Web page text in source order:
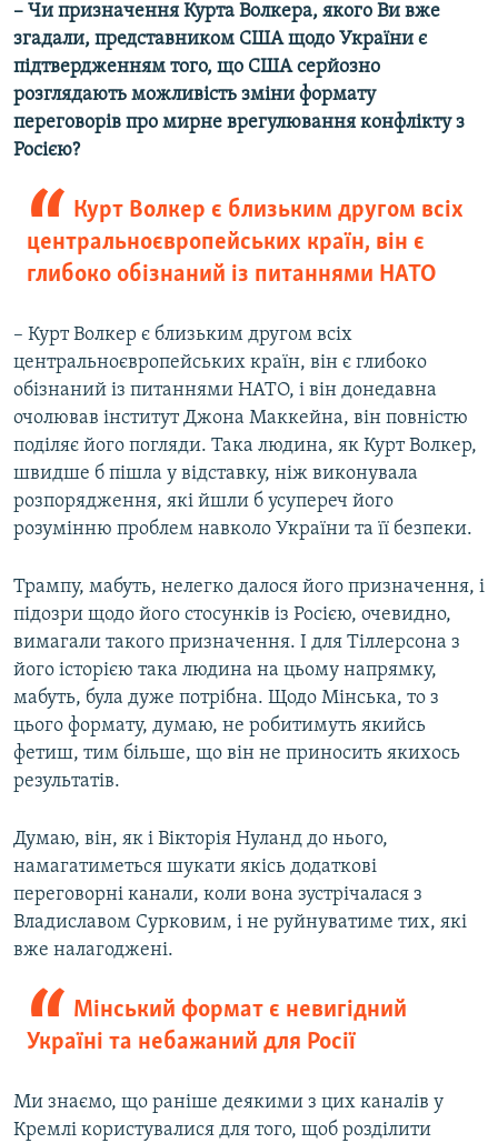
– Чи призначення Курта Волкера, якого Ви вже
згадали, представником США щодо України є
підтвердженням того, що США серйозно
розглядають можливість зміни формату
переговорів про мирне врегулювання конфлікту з
Росією?
Курт Волкер є близьким другом всіх
центральноєвропейських країн, він є
глибоко обізнаний із питаннями НАТО
– Курт Волкер є близьким другом всіх
центральноєвропейських країн, він є глибоко
обізнаний із питаннями НАТО, і він донедавна
очолював інститут Джона Маккейна, він повністю
поділяє його погляди. Така людина, як Курт Волкер,
швидше б пішла у відставку, ніж виконувала
розпорядження, які йшли б усупереч його
розумінню проблем навколо України та її безпеки.
Трампу, мабуть, нелегко далося його призначення, і
підозри щодо його стосунків із Росією, очевидно,
вимагали такого призначення. І для Тіллерсона з
його історією така людина на цьому напрямку,
мабуть, була дуже потрібна. Щодо Мінська, то з
цього формату, думаю, не робитимуть якийсь
фетиш, тим більше, що він не приносить якихось
результатів.
Думаю, він, як і Вікторія Нуланд до нього,
намагатиметься шукати якісь додаткові
переговорні канали, коли вона зустрічалася з
Владиславом Сурковим, і не руйнуватиме тих, які
вже налагоджені.
Мінський формат є невигідний
Україні та небажаний для Росії
Ми знаємо, що раніше деякими з цих каналів у
Кремлі користувалися для того, щоб розділити